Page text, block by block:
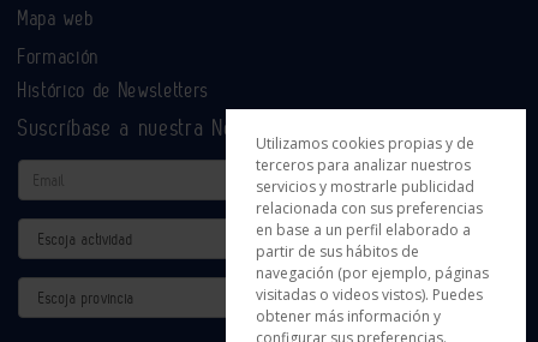
Mapa web
Formación
Histórico de Newsletters
Suscríbase a nuestra Newsletter
Email
Actividad
Provincia
Utilizamos cookies propias y de
terceros para analizar nuestros
servicios y mostrarle publicidad
relacionada con sus preferencias
en base a un perfil elaborado a
partir de sus hábitos de
navegación (por ejemplo, páginas
visitadas o videos vistos). Puedes
obtener más información y
configurar sus preferencias.